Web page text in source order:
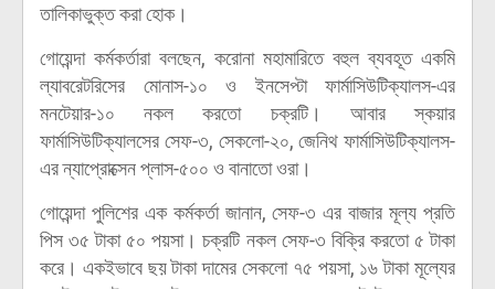
তালিকাভুক্ত করা হোক।
গোয়েন্দা কর্মকর্তারা বলছেন, করোনা মহামারিতে বহুল ব্যবহূত একমি
ল্যাবরেটরিসের মোনাস-১০ ও ইনসেপ্টা ফার্মাসিউটিক্যালস-এর
মনটেয়ার-১০ নকল করতো চক্রটি। আবার স্কয়ার
ফার্মাসিউটিক্যালসের সেফ-৩, সেকলো-২০, জেনিথ ফার্মাসিউটিক্যালস-
এর ন্যাপ্রোক্সেন প্লাস-৫০০ ও বানাতো ওরা।
গোয়েন্দা পুলিশের এক কর্মকর্তা জানান, সেফ-৩ এর বাজার মূল্য প্রতি
পিস ৩৫ টাকা ৫০ পয়সা। চক্রটি নকল সেফ-৩ বিক্রি করতো ৫ টাকা
করে। একইভাবে ছয় টাকা দামের সেকলো ৭৫ পয়সা, ১৬ টাকা মূল্যের